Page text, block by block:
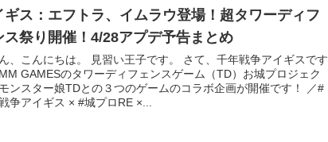
ギス：エフトラ、イムラウ登場！超タワーディフ
ス祭り開催！4/28アプデ予告まとめ
、こんにちは。 見習い王子です。 さて、千年戦争アイギスです
GAMESのタワーディフェンスゲーム（TD）お城プロジェク
ンスター娘TDとの３つのゲームのコラボ企画が開催です！ ／#
争アイギス × #城プロRE ×...